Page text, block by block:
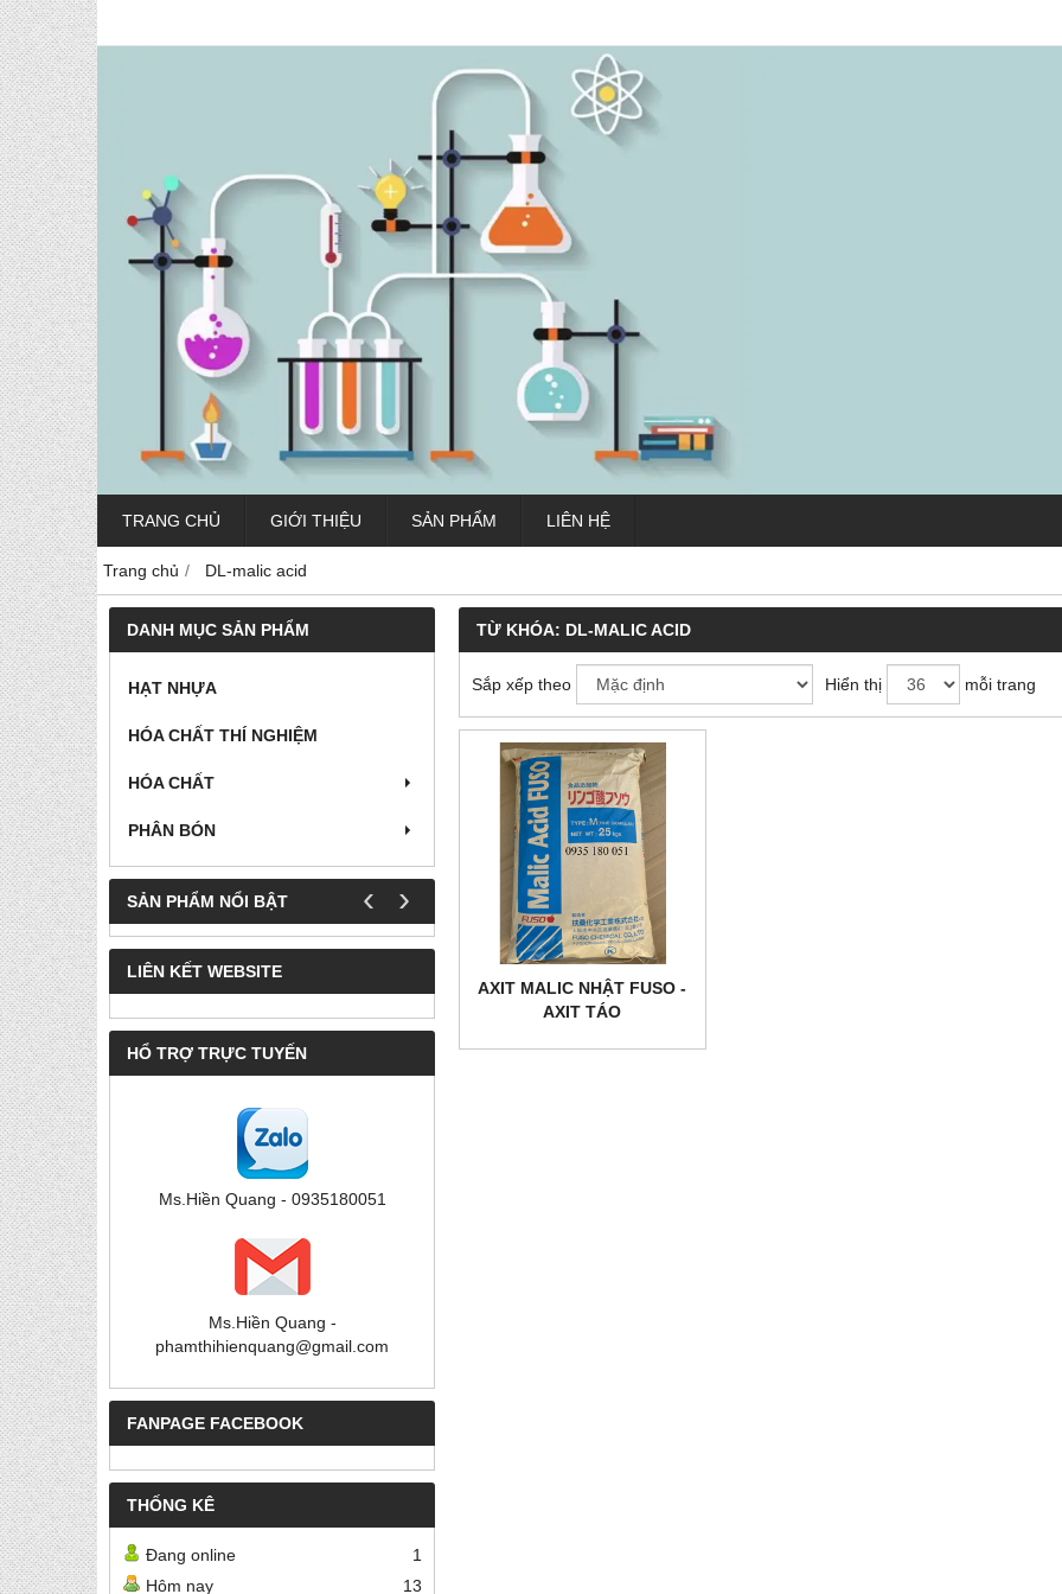
TRANG CHỦ GIỚI THIỆU SẢN PHẨM LIÊN HỆ
Trang chủ DL-malic acid
DANH MỤC SẢN PHẨM
HẠT NHỰA
HÓA CHẤT THÍ NGHIỆM
HÓA CHẤT
PHÂN BÓN
SẢN PHẨM NỔI BẬT ‹ ›
LIÊN KẾT WEBSITE
HỔ TRỢ TRỰC TUYẾN
Ms.Hiền Quang - 0935180051
Ms.Hiền Quang -
phamthihienquang@gmail.com
FANPAGE FACEBOOK
THỐNG KÊ
Đang online
1
Hôm nay
13
TỪ KHÓA: DL-MALIC ACID
Sắp xếp theo Hiển thị mỗi trang
AXIT MALIC NHẬT FUSO -
AXIT TÁO